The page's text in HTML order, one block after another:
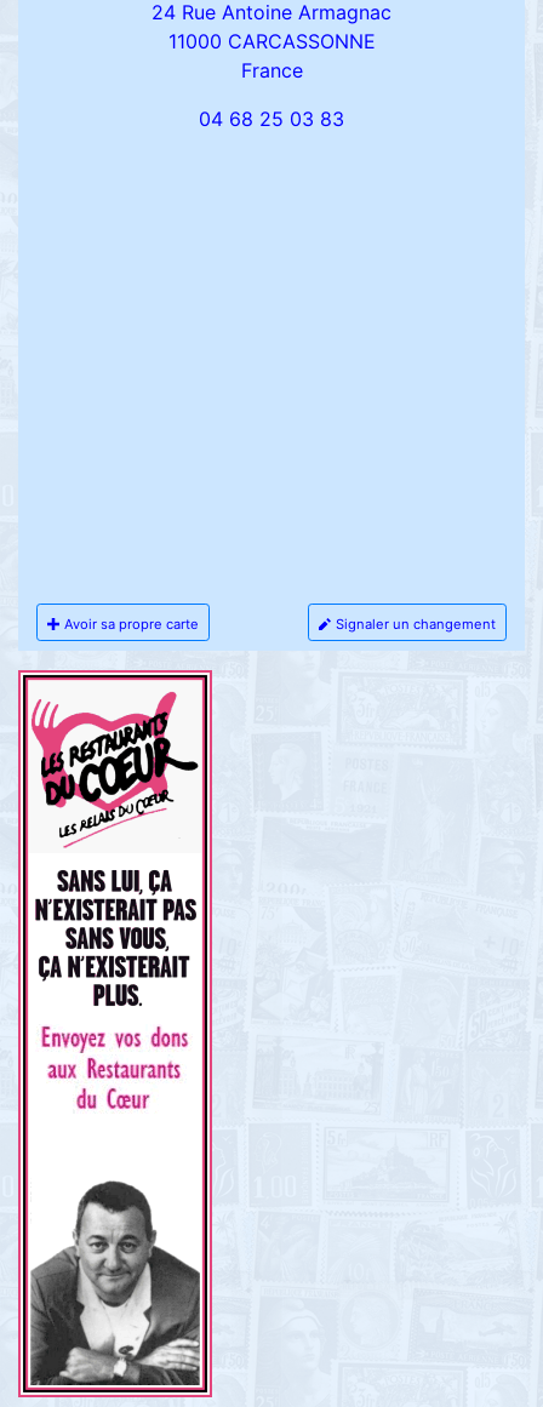
24 Rue Antoine Armagnac
11000 CARCASSONNE
France
04 68 25 03 83
Avoir sa propre carte Signaler un changement